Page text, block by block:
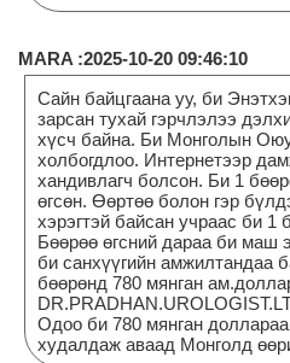
MARA :2025-10-20 09:46:10
Сайн байцгаана уу, би
зарсан тухай гэрчлэлээ
хүсч байна. Би Монголын
холбогдлоо. Интернетээр
хандивлагч болсон. Би 1
өгсөн. Өөртөө болон гэр
хэрэгтэй байсан учраас би 1
Бөөрөө өгсний дараа би маш
би санхүүгийн амжилтандаа
бөөрөнд 780 мянган
Одоо би 780 мянган
худалдаж аваад Монголд